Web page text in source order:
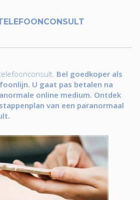
Bel goedkoper als
U gaat pas betalen na
online medium. Ontdek
van een paranormaal